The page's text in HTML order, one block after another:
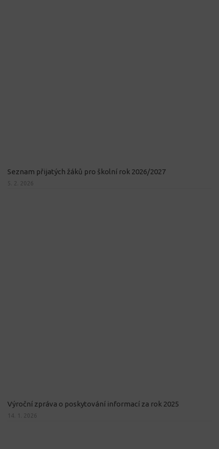
Seznam přijatých žáků pro školní rok 2026/2027
5. 2. 2026
Výroční zpráva o poskytování informací za rok 2025
14. 1. 2026